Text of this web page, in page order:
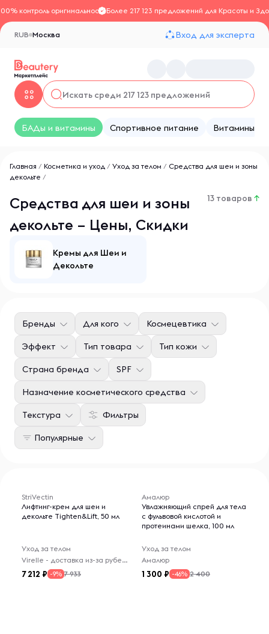
контроль оригинальностиБолее 217 123 предложений для Красоты и
Москва
RUB Вход для эксперта
БАДы и витамины Спортивное питание Витамины
Главная / Косметика и уход / Уход за телом / Средства для шеи и зоны
декольте /
Средства для шеи и зоны
декольте – Цены, Скидки
13 товаров ↑
Кремы для Шеи и
Декольте
Фильтры
Бренды Для кого Космецевтика
Эффект Тип товара Тип кожи
Страна бренда SPF
Назначение косметического средства
Текстура
Популярные
StriVectin
Лифтинг-крем для шеи и
декольте Tighten&Lift, 50 мл
Уход за телом
Virelle - доставка из-за рубежа
7 212 -9% 7 933
Амалюр
Увлажняющий спрей для тела
с фульвовой кислотой и
протеинами шелка, 100 мл
Уход за телом
Амалюр
1 300 -46% 2 400